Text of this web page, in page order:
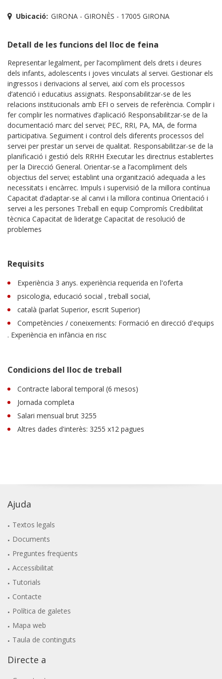
Ubicació: GIRONA - GIRONÈS - 17005 GIRONA
Detall de les funcions del lloc de feina
Representar legalment, per l’acompliment dels drets i deures
dels infants, adolescents i joves vinculats al servei. Gestionar els
ingressos i derivacions al servei, així com els processos
d’atenció i educatius assignats. Responsabilitzar-se de les
relacions institucionals amb EFI o serveis de referència. Complir i
fer complir les normatives d’aplicació Responsabilitzar-se de la
documentació marc del servei; PEC, RRI, PA, MA, de forma
participativa. Seguiment i control dels diferents processos del
servei per prestar un servei de qualitat. Responsabilitzar-se de la
planificació i gestió dels RRHH Executar les directrius establertes
per la Direcció General. Orientar-se a l’acompliment dels
objectius del servei; establint una organització adequada a les
necessitats i encàrrec. Impuls i supervisió de la millora contínua
Capacitat d’adaptar-se al canvi i la millora continua Orientació i
servei a les persones Treball en equip Compromís Credibilitat
tècnica Capacitat de lideratge Capacitat de resolució de
problemes
Requisits
Experiència 3 anys. experiència requerida en l'oferta
psicologia, educació social , treball social,
català (parlat Superior, escrit Superior)
Competències / coneixements: Formació en direcció d'equips
. Experiència en infància en risc
Condicions del lloc de treball
Contracte laboral temporal (6 mesos)
Jornada completa
Salari mensual brut 3255
Altres dades d'interès: 3255 x12 pagues
Ajuda
Textos legals
Documents
Preguntes freqüents
Accessibilitat
Tutorials
Contacte
Política de galetes
Mapa web
Taula de continguts
Directe a